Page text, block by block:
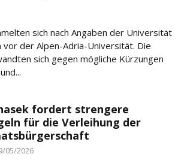
sich nach Angaben der Universität
der Alpen-Adria-Universität. Die
sich gegen mögliche Kürzungen
fordert strengere
für die Verleihung der
05/2026